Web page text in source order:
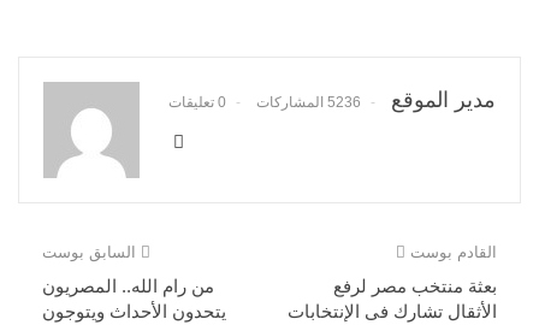
مدير الموقع 5236 المشاركات 0 تعليقات
السابق بوست
من رام الله.. المصريون
يتحدون الأحداث ويتوجون
القادم بوست
بعثة منتخب مصر لرفع
الأثقال تشارك فى الإنتخابات